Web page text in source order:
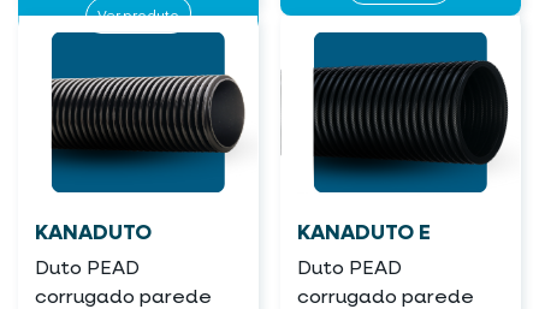
Ver produto
KANADUTO
Duto PEAD
corrugado parede
KANADUTO E
Duto PEAD
corrugado parede